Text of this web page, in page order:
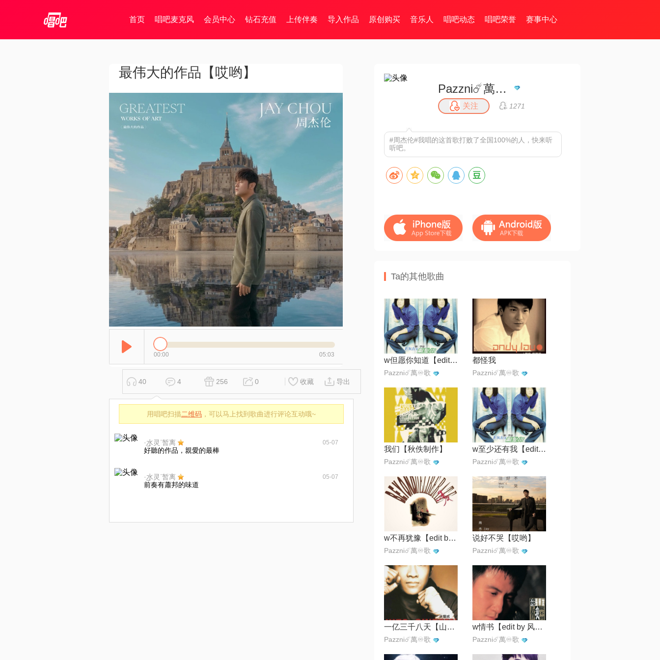
首页 唱吧麦克风 会员中心 钻石充值 上传伴奏 导入作品 原创购买 音乐人 唱吧动态 唱吧荣誉 赛事中心
最伟大的作品【哎哟】
00:00 05:03
40 4 256 0 收藏 导出
用唱吧扫描二维码 ，可以马上找到歌曲进行评论互动哦~
·͜水灵ᐝ暂离 05-07
好聽的作品，親愛的最棒
·͜水灵ᐝ暂离 05-07
前奏有蕭邦的味道
Pazzni☄️萬♾️歌
关注 1271
#周杰伦#我唱的这首歌打败了全国100%的人，快来听
听吧。
Ta的其他歌曲
w但愿你知道【edit by 风中】
Pazzni☄️萬♾️歌
都怪我
Pazzni☄️萬♾️歌
我们【秋佚制作】
Pazzni☄️萬♾️歌
w至少还有我【edit by 风中】
Pazzni☄️萬♾️歌
w不再犹豫【edit by 风中】
Pazzni☄️萬♾️歌
说好不哭【哎哟】
Pazzni☄️萬♾️歌
一亿三千八天【山贼】
Pazzni☄️萬♾️歌
w情书【edit by 风中】
Pazzni☄️萬♾️歌